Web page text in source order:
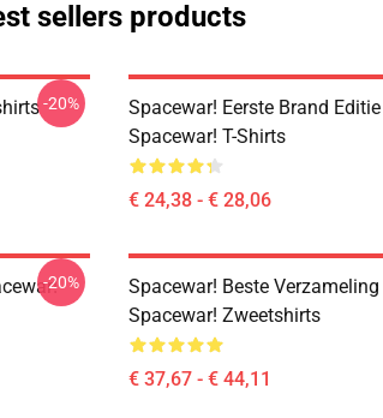
sellers products
-20%
Spacewar! Eerste Brand Editie
Spacewar! T-Shirts
€ 24,38 - € 28,06
-20%
Spacewar! Beste Verzameling
Spacewar! Zweetshirts
€ 37,67 - € 44,11